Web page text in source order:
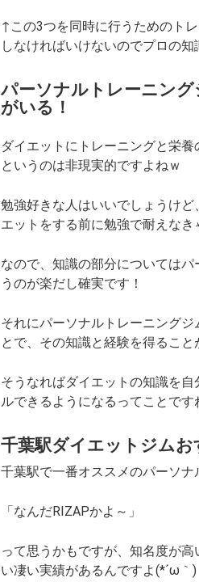
↑この3つを同時に行うためのト
しなければいけないのでプロの知
パーソナルトレーニン
がいる！
ダイエットにトレーニングと栄
というのは非現実的ですよねｗ
勉強好きな人はいいでしょうけ
エットをする前に勉強で耐えな
なので、知識の部分については
うのが楽だし確実です！
それにパーソナルトレーニング
とで、その知識と経験を得るこ
そうなればダイエットの知識を
ルできるようになるってことです
千葉駅ダイエットジムお
千葉駅で一番オススメのパーソナ
「なんだRIZAPかよ～」
って思うかもですが、知名度が
い凄い実績があるんですよ(*´ω｀)